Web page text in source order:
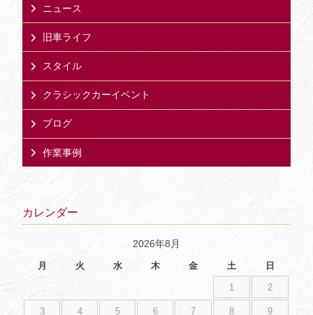
ニュース
旧車ライフ
スタイル
クラシックカーイベント
ブログ
作業事例
カレンダー
2026年8月
月 火 水 木 金 土 日
1 2
3 4 5 6 7 8 9